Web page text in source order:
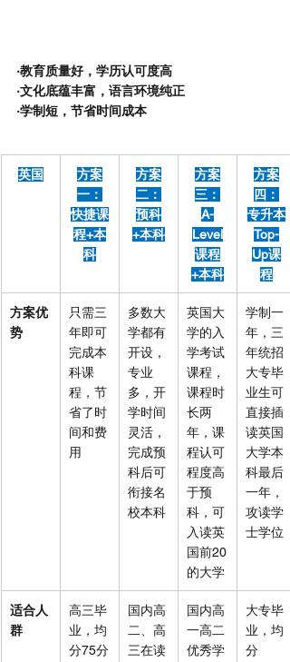
·教育质量好，学历认可度高
·文化底蕴丰富，语言环境纯正
·学制短，节省时间成本
英国
方案
一：
快捷课
程+本
科
方案
二：
预科
+本科
方案
三：
A-
Level
课程
+本科
方案
四：
专升本
Top-
Up课
程
方案优
势
只需三
年即可
完成本
科课
程，节
省了时
间和费
用
多数大
学都有
开设，
专业
多，开
学时间
灵活，
完成预
科后可
衔接名
校本科
英国大
学的入
学考试
课程，
课程时
长两
年，课
程认可
程度高
于预
科，可
入读英
国前20
的大学
学制一
年，三
年统招
大专毕
业生可
直接插
读英国
大学本
科最后
一年，
攻读学
士学位
适合人
群
高三毕
业，均
分75分
国内高
二、高
三在读
国内高
一高二
优秀学
大专毕
业，均
分